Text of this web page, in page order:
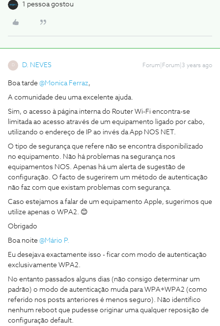
1 pessoa gostou
D D. NEVES Forum|Forum|3 years ago
Boa tarde @Monica Ferraz,
A comunidade deu uma excelente ajuda.
Sim, o acesso à página interna do Router Wi-Fi encontra-se
limitada ao acesso através de um equipamento ligado por cabo,
utilizando o endereço de IP ao invés da App NOS NET.
O tipo de segurança que refere não se encontra disponibilizado
no equipamento. Não há problemas na segurança nos
equipamentos NOS. Apenas há um alerta de sugestão de
configuração. O facto de sugerirem um método de autenticação
não faz com que existam problemas com segurança.
Caso estejamos a falar de um equipamento Apple, sugerimos que
utilize apenas o WPA2. 😊
Obrigado
Boa noite @Mário P.
Eu desejava exactamente isso - ficar com modo de autenticação
exclusivamente WPA2.
No entanto passados alguns dias (não consigo determinar um
padrão) o modo de autenticação muda para WPA+WPA2 (como
referido nos posts anteriores é menos seguro). Não identifico
nenhum reboot que pudesse originar uma qualquer reposição de
configuração default.